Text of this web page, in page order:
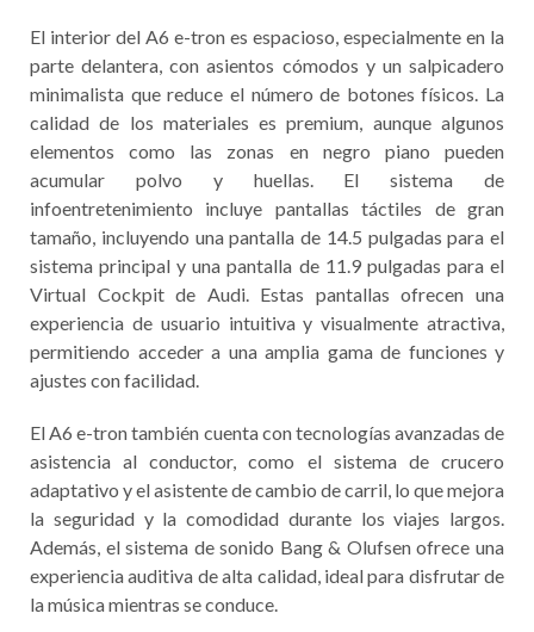
El interior del A6 e-tron es espacioso, especialmente en la
parte delantera, con asientos cómodos y un salpicadero
minimalista que reduce el número de botones físicos. La
calidad de los materiales es premium, aunque algunos
elementos como las zonas en negro piano pueden
acumular polvo y huellas. El sistema de
infoentretenimiento incluye pantallas táctiles de gran
tamaño, incluyendo una pantalla de 14.5 pulgadas para el
sistema principal y una pantalla de 11.9 pulgadas para el
Virtual Cockpit de Audi. Estas pantallas ofrecen una
experiencia de usuario intuitiva y visualmente atractiva,
permitiendo acceder a una amplia gama de funciones y
ajustes con facilidad.
El A6 e-tron también cuenta con tecnologías avanzadas de
asistencia al conductor, como el sistema de crucero
adaptativo y el asistente de cambio de carril, lo que mejora
la seguridad y la comodidad durante los viajes largos.
Además, el sistema de sonido Bang & Olufsen ofrece una
experiencia auditiva de alta calidad, ideal para disfrutar de
la música mientras se conduce.